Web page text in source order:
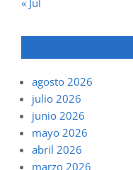
agosto 2026
julio 2026
junio 2026
mayo 2026
abril 2026
marzo 2026